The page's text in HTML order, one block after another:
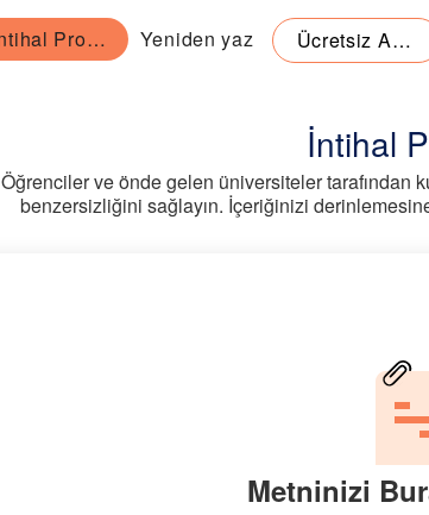
Intihal Programi Yeniden yaz Ücretsiz Araçlar
İntihal
Öğrenciler ve önde gelen üniversiteler tarafından
benzersizliğini sağlayın. İçeriğinizi
Metninizi